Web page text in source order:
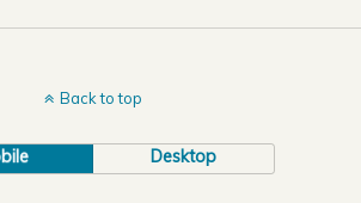
Back to top
Desktop